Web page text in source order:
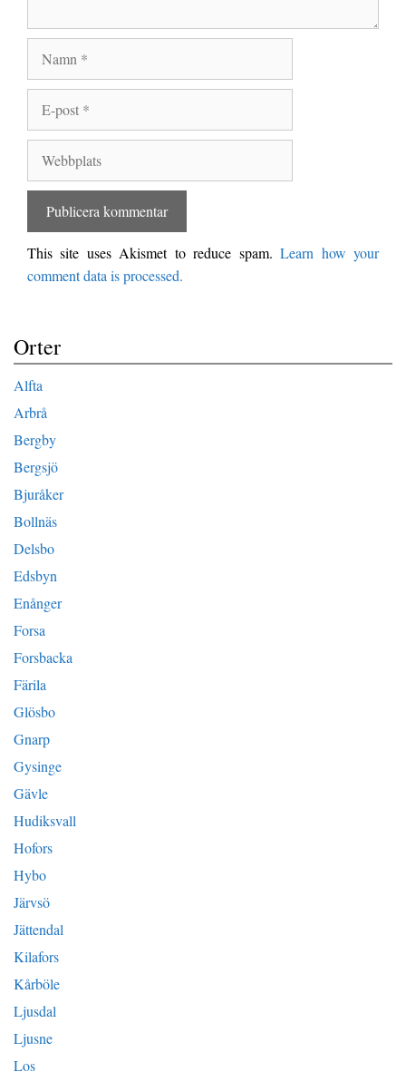
This site uses Akismet to reduce spam.Learn how your
comment data is processed.
Orter
Alfta
Arbrå
Bergby
Bergsjö
Bjuråker
Bollnäs
Delsbo
Edsbyn
Enånger
Forsa
Forsbacka
Färila
Glösbo
Gnarp
Gysinge
Gävle
Hudiksvall
Hofors
Hybo
Järvsö
Jättendal
Kilafors
Kårböle
Ljusdal
Ljusne
Los